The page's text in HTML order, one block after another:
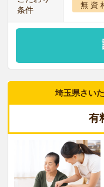
条件
無 資
埼玉県さい
有